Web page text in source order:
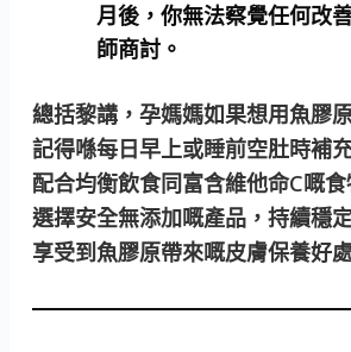
月後，你無法察覺任何改
師商討。
總括黎講，孕媽媽如果想用魚膠
記得喺每日早上或睡前空肚時補
配合均衡飲食同富含維他命C嘅食
選擇安全無添加嘅產品，持續穩
享受到魚膠原帶來嘅皮膚保養好